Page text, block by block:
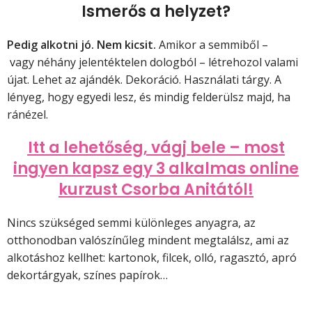
Ismerős a helyzet?
Pedig alkotni jó. Nem kicsit. Amikor a semmiből –
vagy néhány jelentéktelen dologból – létrehozol valami
újat. Lehet az ajándék. Dekoráció. Használati tárgy. A
lényeg, hogy egyedi lesz, és mindig felderülsz majd, ha
ránézel.
Itt a lehetőség, vágj bele – most
ingyen kapsz egy 3 alkalmas online
kurzust Csorba Anitától!
Nincs szükséged semmi különleges anyagra, az
otthonodban valószínűleg mindent megtalálsz, ami az
alkotáshoz kellhet: kartonok, filcek, olló, ragasztó, apró
dekortárgyak, színes papírok…